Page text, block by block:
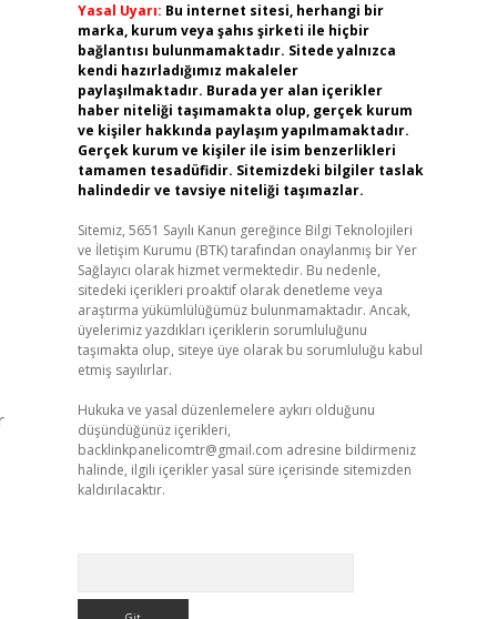
Yasal Uyarı: Bu internet sitesi, herhangi bir
marka, kurum veya şahıs şirketi ile hiçbir
bağlantısı bulunmamaktadır. Sitede yalnızca
kendi hazırladığımız makaleler
paylaşılmaktadır. Burada yer alan içerikler
haber niteliği taşımamakta olup, gerçek kurum
ve kişiler hakkında paylaşım yapılmamaktadır.
Gerçek kurum ve kişiler ile isim benzerlikleri
tamamen tesadüfidir. Sitemizdeki bilgiler taslak
halindedir ve tavsiye niteliği taşımazlar.
Sitemiz, 5651 Sayılı Kanun gereğince Bilgi Teknolojileri
ve İletişim Kurumu (BTK) tarafından onaylanmış bir Yer
Sağlayıcı olarak hizmet vermektedir. Bu nedenle,
sitedeki içerikleri proaktif olarak denetleme veya
araştırma yükümlülüğümüz bulunmamaktadır. Ancak,
üyelerimiz yazdıkları içeriklerin sorumluluğunu
taşımakta olup, siteye üye olarak bu sorumluluğu kabul
etmiş sayılırlar.
Hukuka ve yasal düzenlemelere aykırı olduğunu
düşündüğünüz içerikleri,
backlinkpanelicomtr@gmail.com adresine bildirmeniz
halinde, ilgili içerikler yasal süre içerisinde sitemizden
kaldırılacaktır.